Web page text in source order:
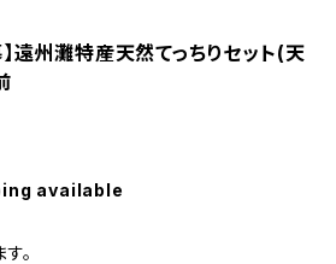
】遠州灘特産天然てっちりセット(天
available
。